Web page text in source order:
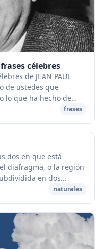
frases célebres
de JEAN PAUL
de ustedes que
lo que ha hecho de
de lo que lla...frases
dos en que está
diafragma, o la región
en dos
dicho y la pel...naturales